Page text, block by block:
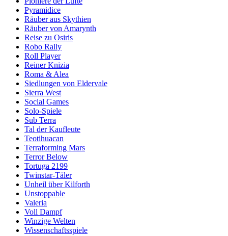
Pyramidice
Räuber aus Skythien
Räuber von Amarynth
Reise zu Osiris
Robo Rally
Roll Player
Reiner Knizia
Roma & Alea
Siedlungen von Eldervale
Sierra West
Social Games
Solo-Spiele
Sub Terra
Tal der Kaufleute
Teotihuacan
Terraforming Mars
Terror Below
Tortuga 2199
Twinstar-Täler
Unheil über Kilforth
Unstoppable
Valeria
Voll Dampf
Winzige Welten
Wissenschaftsspiele